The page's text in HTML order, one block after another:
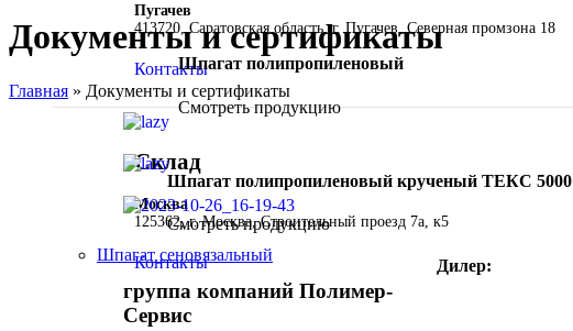
Пугачев
413720, Саратовская область, г. Пугачев, Северная промзона 18
Контакты
Склад
Москва
125362, г. Москва, Строительный проезд 7а, к5
Контакты
Шпагат полипропиленовый
Смотреть продукцию
Шпагат полипропиленовый крученый ТЕКС 5000
Смотреть продукцию
Шпагат сеновязальный
Документы и сертификаты
Главная » Документы и сертификаты
группа компаний Полимер-
Сервис
Дилер: